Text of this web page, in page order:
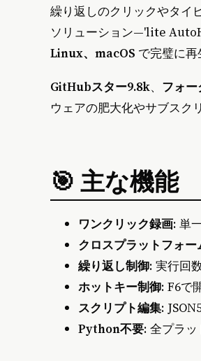
繰り返しのクリックやタイ
ソリューション—'lite
Linux、macOS で完璧に再
GitHubスター9.8k、 フォ
ウェアの肥大化やサブスク
🎯 主な機能
ワンクリック録画: 単
クロスプラットフォー
繰り返し制御: 実行回
ホットキー制御: F6で
スクリプト編集:
Python不要: 全プラ